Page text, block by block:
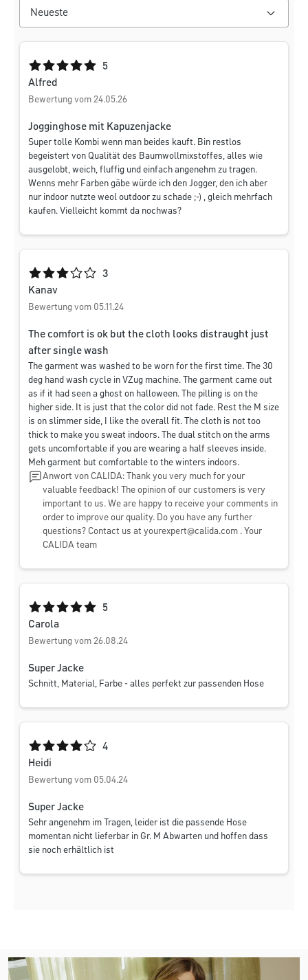
Durchschnittliche Bewertung von 5 von 5 Sternen
5
Alfred
Bewertung vom 24.05.26
Jogginghose mit Kapuzenjacke
Super tolle Kombi wenn man beides kauft. Bin restlos
begeistert von Qualität des Baumwollmixstoffes, alles wie
ausgelobt, weich, fluffig und einfach angenehm zu tragen.
Wenns mehr Farben gäbe würde ich den Jogger, den ich aber
nur indoor nutzte weol outdoor zu schade ;-) , gleich mehrfach
kaufen. Vielleicht kommt da nochwas?
Durchschnittliche Bewertung von 3 von 5 Sternen
3
Kanav
Bewertung vom 05.11.24
The comfort is ok but the cloth looks distraught just
after single wash
The garment was washed to be worn for the first time. The 30
deg hand wash cycle in VZug machine. The garment came out
as if it had seen a ghost on halloween. The pilling is on the
higher side. It is just that the color did not fade. Rest the M size
is on slimmer side, I like the overall fit. The cloth is not too
thick to make you sweat indoors. The dual stitch on the arms
gets uncomfortable if you are wearing a half sleeves inside.
Meh garment but comfortable to the winters indoors.
Anwort von CALIDA: Thank you very much for your
valuable feedback! The opinion of our customers is very
important to us. We are happy to receive your comments in
order to improve our quality. Do you have any further
questions? Contact us at yourexpert@calida.com . Your
CALIDA team
Durchschnittliche Bewertung von 5 von 5 Sternen
5
Carola
Bewertung vom 26.08.24
Super Jacke
Schnitt, Material, Farbe - alles perfekt zur passenden Hose
Durchschnittliche Bewertung von 4 von 5 Sternen
4
Heidi
Bewertung vom 05.04.24
Super Jacke
Sehr angenehm im Tragen, leider ist die passende Hose
momentan nicht lieferbar in Gr. M Abwarten und hoffen dass
sie noch erhältlich ist